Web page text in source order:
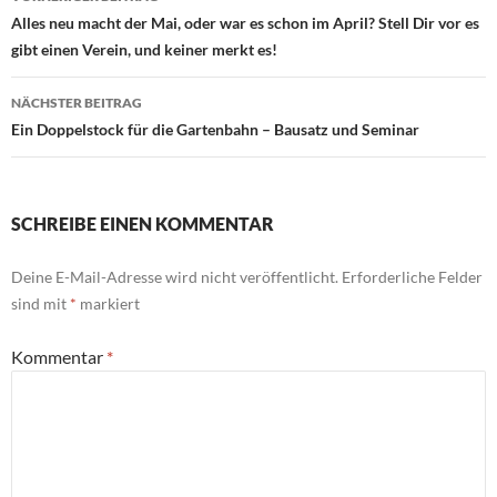
Alles neu macht der Mai, oder war es schon im April? Stell Dir vor es
gibt einen Verein, und keiner merkt es!
NÄCHSTER BEITRAG
Ein Doppelstock für die Gartenbahn – Bausatz und Seminar
SCHREIBE EINEN KOMMENTAR
Deine E-Mail-Adresse wird nicht veröffentlicht. Erforderliche Felder
sind mit * markiert
Kommentar *